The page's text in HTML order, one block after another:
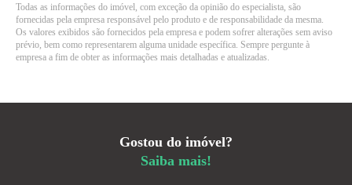
Todas as informações do imóvel, com exceção da opinião do especialista, são
fornecidas pela empresa responsável pelo produto e de responsabilidade da mesma.
Os valores exibidos são fornecidos pela empresa e podem sofrer alterações sem aviso
prévio, bem como representarem alguma unidade específica. Sempre pergunte à
empresa a fim de obter as informações mais detalhadas e atualizadas.
Gostou do imóvel?
Saiba mais!